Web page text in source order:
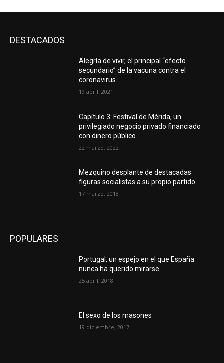
DESTACADOS
Alegría de vivir, el principal “efecto
secundario” de la vacuna contra el
coronavirus
19 abril, 2021
Capítulo 3: Festival de Mérida, un
privilegiado negocio privado financiado
con dinero público
22 marzo, 2022
Mezquino desplante de destacadas
figuras socialistas a su propio partido
17 marzo, 2018
POPULARES
Portugal, un espejo en el que España
nunca ha querido mirarse
25 abril, 2018
El sexo de los masones
19 diciembre, 2017